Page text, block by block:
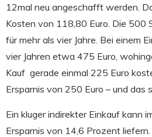
12mal neu angeschafft werden.
Kosten von 118,80 Euro. Die 500
für mehr als vier Jahre. Bei einem
vier Jahren etwa 475 Euro,
Kauf gerade einmal 225 Euro
Ersparnis von 250 Euro – und das
Ein kluger indirekter Einkauf kann
Ersparnis von 14,6 Prozent